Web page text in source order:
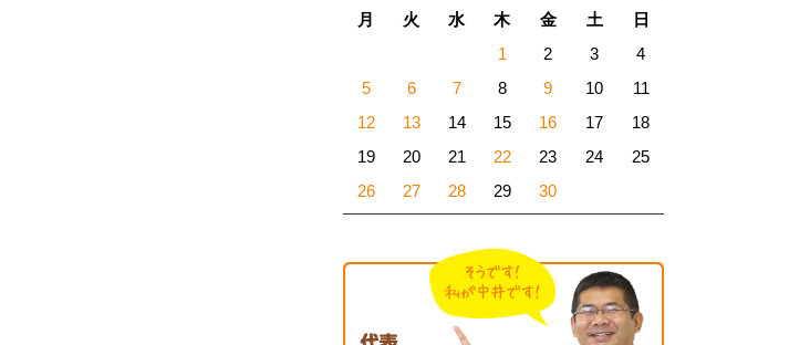
月 火 水 木 金 土
日
1
2 3
4
5
6 7 8 9 10
11
12
13 14 15 16 17
18
19
20 21 22 23 24
25
26
27 28 29 30